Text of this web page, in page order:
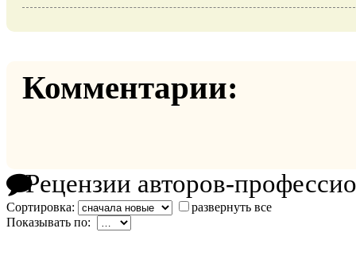
Комментарии:
Рецензии авторов-
Сортировка:
развернуть все
Показывать по: